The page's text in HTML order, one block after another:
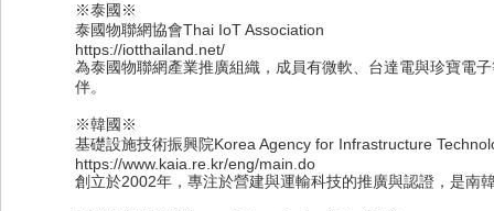
※泰國※
泰國物聯網協會Thai IoT Association
https://iotthailand.net/
為泰國物聯網產業推廣組織，成員有微軟、台達電與珍寶電
伴。
※韓國※
基礎設施技術振興院Korea Agency for Infrastructure
https://www.kaia.re.kr/eng/main.do
創立於2002年，專注於營建與運輸科技的推廣與認證，是南